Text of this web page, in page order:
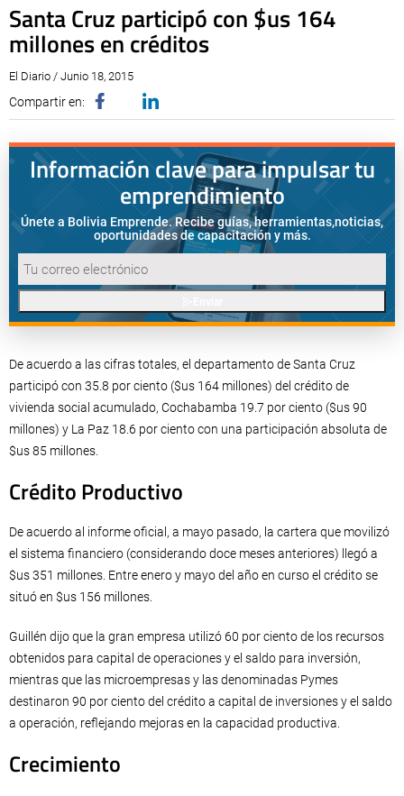
Santa Cruz participó con $us 164
millones en créditos
El Diario / Junio 18, 2015
Compartir en:
Información clave para impulsar tu
emprendimiento
Únete a Bolivia Emprende. Recibe guías, herramientas,noticias,
oportunidades de capacitación y más.
De acuerdo a las cifras totales, el departamento de Santa Cruz
participó con 35.8 por ciento ($us 164 millones) del crédito de
vivienda social acumulado, Cochabamba 19.7 por ciento ($us 90
millones) y La Paz 18.6 por ciento con una participación absoluta de
$us 85 millones.
Crédito Productivo
De acuerdo al informe oficial, a mayo pasado, la cartera que movilizó
el sistema financiero (considerando doce meses anteriores) llegó a
$us 351 millones. Entre enero y mayo del año en curso el crédito se
situó en $us 156 millones.
Guillén dijo que la gran empresa utilizó 60 por ciento de los recursos
obtenidos para capital de operaciones y el saldo para inversión,
mientras que las microempresas y las denominadas Pymes
destinaron 90 por ciento del crédito a capital de inversiones y el saldo
a operación, reflejando mejoras en la capacidad productiva.
Crecimiento